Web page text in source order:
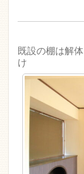
既設の棚は解
け